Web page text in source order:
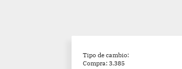
Tipo de cambio:
Compra: 3.385